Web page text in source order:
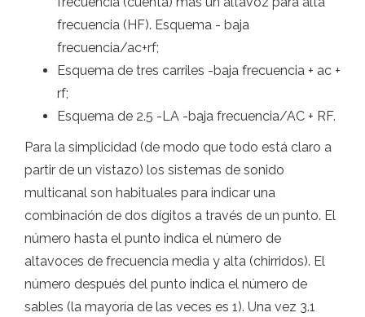
frecuencia (HF). Esquema - baja
frecuencia/ac+rf;
Esquema de tres carriles -baja frecuencia + ac +
rf;
Esquema de 2.5 -LA -baja frecuencia/AC + RF.
Para la simplicidad (de modo que todo está claro a
partir de un vistazo) los sistemas de sonido
multicanal son habituales para indicar una
combinación de dos dígitos a través de un punto. El
número hasta el punto indica el número de
altavoces de frecuencia media y alta (chirridos). El
número después del punto indica el número de
sables (la mayoría de las veces es 1). Una vez 3.1